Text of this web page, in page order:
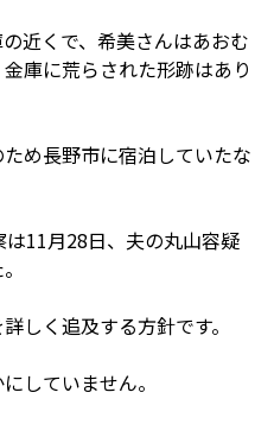
近くで、希美さんはあおむ
庫に荒らされた形跡はあり
め長野市に宿泊していたな
11月28日、夫の丸山容疑
しく追及する方針です。
していません。